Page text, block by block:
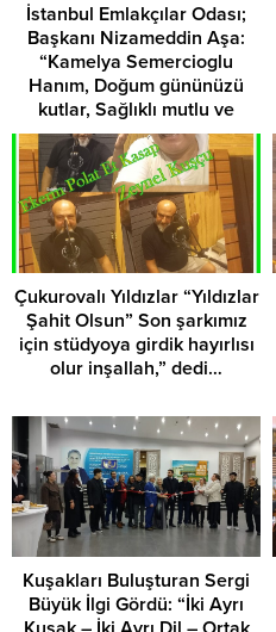
İstanbul Emlakçılar Odası;
Başkanı Nizameddin Aşa:
“Kamelya Semercioglu
Hanım, Doğum gününüzü
kutlar, Sağlıklı mutlu ve
huzurlu nice yıllar dilerim,”
dedi.
Çukurovalı Yıldızlar “Yıldızlar
Şahit Olsun” Son şarkımız
için stüdyoya girdik hayırlısı
olur inşallah,” dedi…
Kuşakları Buluşturan Sergi
Büyük İlgi Gördü: “İki Ayrı